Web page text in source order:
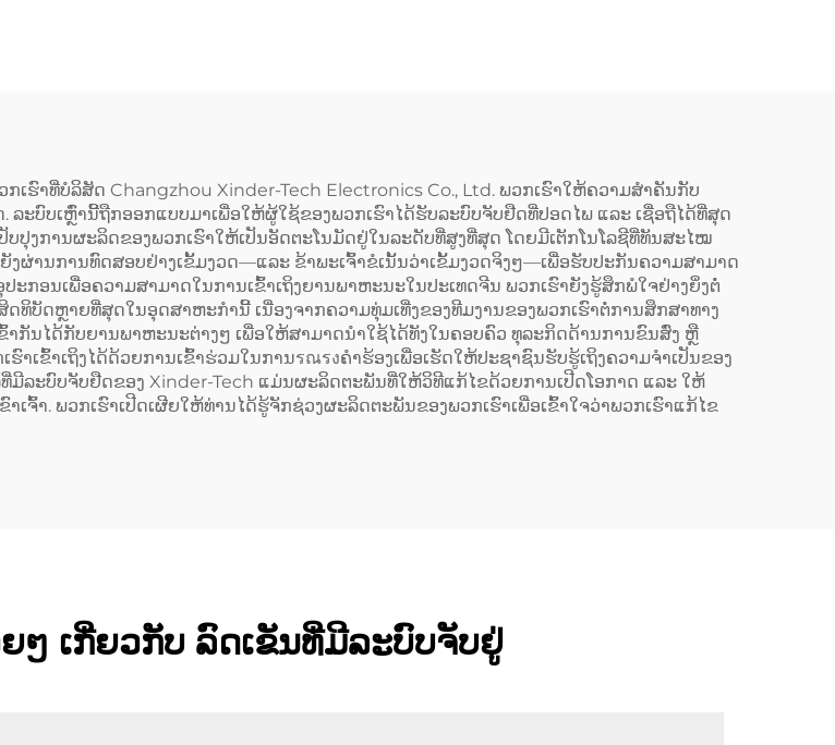
ເຮົາທີ່ບໍລິສັດ Changzhou Xinder-Tech Electronics Co., Ltd. ພວກເຮົາໃຫ້ຄວາມສຳຄັນກັບ
ະບົບເຫຼົ່ານີ້ຖືກອອກແບບມາເພື່ອໃຫ້ຜູ້ໃຊ້ຂອງພວກເຮົາໄດ້ຮັບລະບົບຈັບຢືດທີ່ປອດໄພ ແລະ ເຊື່ອຖືໄດ້ທີ່ສຸດ
ປຸງການຜະລິດຂອງພວກເຮົາໃຫ້ເປັນອັດຕະໂນມັດຢູ່ໃນລະດັບທີ່ສູງທີ່ສຸດ ໂດຍມີເຕັກໂນໂລຊີທີ່ທັນສະໄໝ
ງຜ່ານການທົດສອບຢ່າງເຂັ້ມງວດ—ແລະ ຂ້າພະເຈົ້າຂໍເນັ້ນວ່າເຂັ້ມງວດຈິງໆ—ເພື່ອຮັບປະກັນຄວາມສາມາດ
ກອນເພື່ອຄວາມສາມາດໃນການເຂົ້າເຖິງຍານພາຫະນະໃນປະເທດຈີນ ພວກເຮົາຍັງຮູ້ສຶກພໍໃຈຢ່າງຍິ່ງຕໍ່
ດທິບັດຫຼາຍທີ່ສຸດໃນອຸດສາຫະກຳນີ້ ເນື່ອງຈາກຄວາມທຸ່ມເທີ່ງຂອງທີມງານຂອງພວກເຮົາຕໍ່ການສຶກສາທາງ
າກັນໄດ້ກັບຍານພາຫະນະຕ່າງໆ ເພື່ອໃຫ້ສາມາດນຳໃຊ້ໄດ້ທັງໃນຄອບຄົວ ທຸລະກິດດ້ານການຂົນສົ່ງ ຫຼື
ເຂົ້າເຖິງໄດ້ດ້ວຍການເຂົ້າຮ່ວມໃນການรณรงຄໍາຮ້ອງເພື່ອເຮັດໃຫ້ປະຊາຊົນຮັບຮູ້ເຖິງຄວາມຈຳເປັນຂອງ
ລະບົບຈັບຢືດຂອງ Xinder-Tech ແມ່ນຜະລິດຕະພັນທີ່ໃຫ້ວິທີແກ້ໄຂດ້ວຍການເປີດໂອກາດ ແລະ ໃຫ້
ຈົ້າ. ພວກເຮົາເປີດເຜີຍໃຫ້ທ່ານໄດ້ຮູ້ຈັກຊ່ວງຜະລິດຕະພັນຂອງພວກເຮົາເພື່ອເຂົ້າໃຈວ່າພວກເຮົາແກ້ໄຂ
ໆ ເກີ່ຍວກັບ ລົດເຂັນທີ່ມີລະບົບຈັບຢູ່